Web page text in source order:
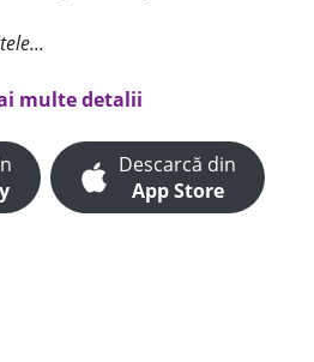
multe detalii
Descarcă din
App Store